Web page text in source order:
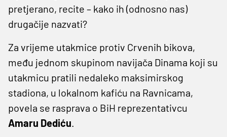
pretjerano, recite – kako ih (odnosno nas)
drugačije nazvati?
Za vrijeme utakmice protiv Crvenih bikova,
među jednom skupinom navijača Dinama koji su
utakmicu pratili nedaleko maksimirskog
stadiona, u lokalnom kafiću na Ravnicama,
povela se rasprava o BiH reprezentativcu
Amaru Dediću